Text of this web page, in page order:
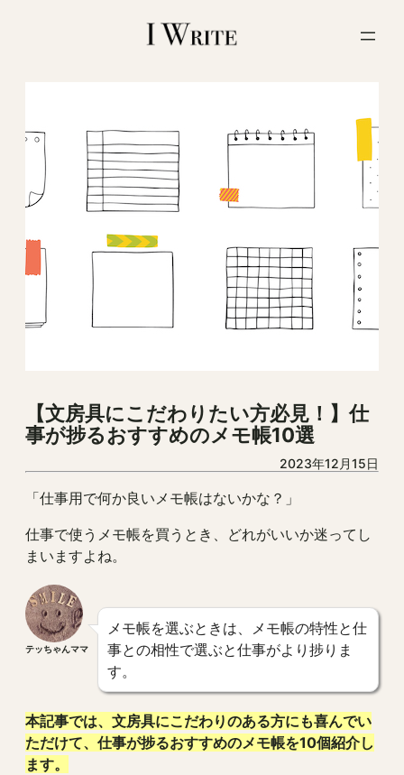
【文房具にこだわりたい方必見！】仕
事が捗るおすすめのメモ帳10選
2023年12月15日
「仕事用で何か良いメモ帳はないかな？」
仕事で使うメモ帳を買うとき、どれがいいか迷ってし
まいますよね。
テッちゃんママ
メモ帳を選ぶときは、メモ帳の特性と仕
事との相性で選ぶと仕事がより捗りま
す。
本記事では、文房具にこだわりのある方にも喜んでい
ただけて、仕事が捗るおすすめのメモ帳を10個紹介し
ます。